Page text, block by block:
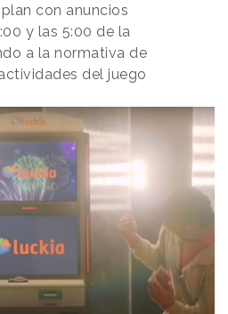
con anuncios
y las 5:00 de la
a la normativa de
del juego